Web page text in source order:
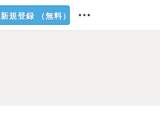
新規登録 （無料）